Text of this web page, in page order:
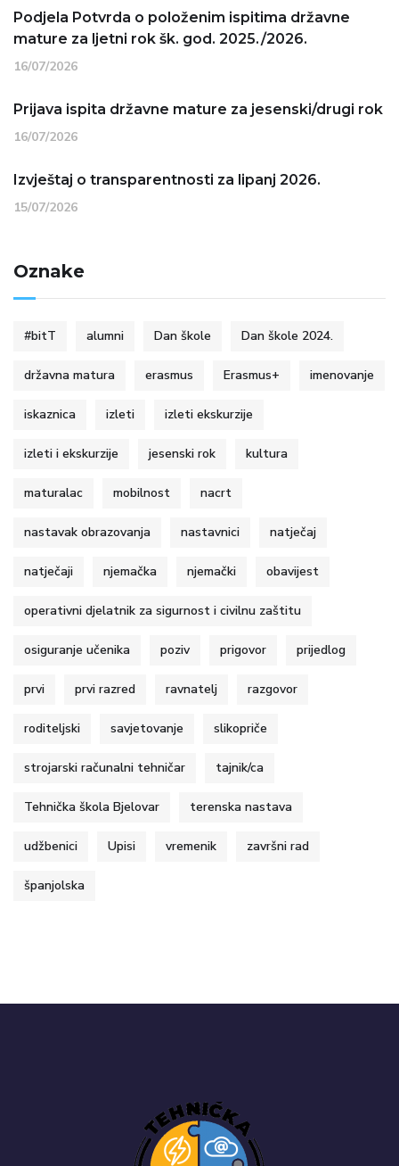
Podjela Potvrda o položenim ispitima državne
mature za ljetni rok šk. god. 2025./2026.
16/07/2026
Prijava ispita državne mature za jesenski/drugi rok
16/07/2026
Izvještaj o transparentnosti za lipanj 2026.
15/07/2026
Oznake
#bitT alumni Dan škole Dan škole 2024.
državna matura erasmus Erasmus+ imenovanje
iskaznica izleti izleti ekskurzije
izleti i ekskurzije jesenski rok kultura
maturalac mobilnost nacrt
nastavak obrazovanja nastavnici natječaj
natječaji njemačka njemački obavijest
operativni djelatnik za sigurnost i civilnu zaštitu
osiguranje učenika poziv prigovor prijedlog
prvi prvi razred ravnatelj razgovor
roditeljski savjetovanje slikopriče
strojarski računalni tehničar tajnik/ca
Tehnička škola Bjelovar terenska nastava
udžbenici Upisi vremenik završni rad
španjolska